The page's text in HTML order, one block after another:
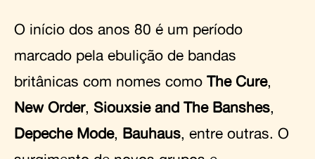
O início dos anos 80 é um período
marcado pela ebulição de bandas
britânicas com nomes como The Cure,
New Order, Siouxsie and The Banshes,
Depeche Mode, Bauhaus, entre outras. O